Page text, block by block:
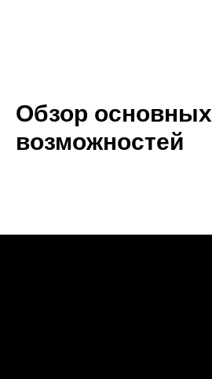
Обзор основных
возможностей